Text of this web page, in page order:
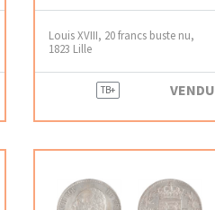
Louis XVIII, 20 francs buste nu,
1823 Lille
TB+ VENDU